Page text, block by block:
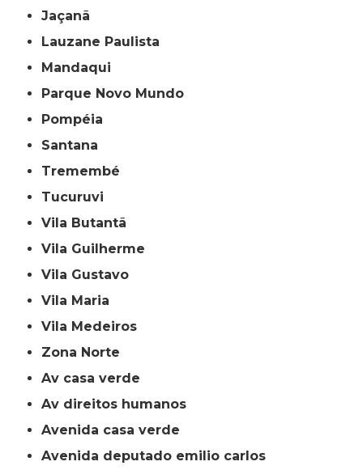
Jaçanã
Lauzane Paulista
Mandaqui
Parque Novo Mundo
Pompéia
Santana
Tremembé
Tucuruvi
Vila Butantã
Vila Guilherme
Vila Gustavo
Vila Maria
Vila Medeiros
Zona Norte
av casa verde
av direitos humanos
avenida casa verde
avenida deputado emilio carlos